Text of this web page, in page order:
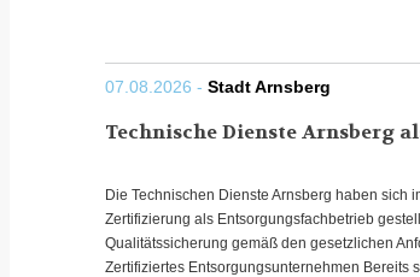
07.08.2026 - Stadt Arnsberg
Technische Dienste Arnsberg
Die Technischen Dienste Arnsberg haben sich
Zertifizierung als Entsorgungsfachbetrieb
Qualitätssicherung gemäß den gesetzlichen
Zertifiziertes Entsorgungsunternehmen Bereits